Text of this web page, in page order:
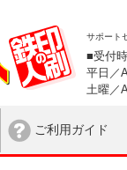
サポート
■受付
平日／
土曜／
ご利用ガイド